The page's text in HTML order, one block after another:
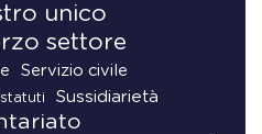
unico
settore
Servizio civile
statuti Sussidiarietà